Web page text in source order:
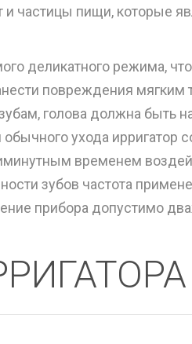
частицы пищи, которые
деликатного режима,
повреждения мягким
голова должна быть
ухода ирригатор
временем
зубов частота
прибора допустимо